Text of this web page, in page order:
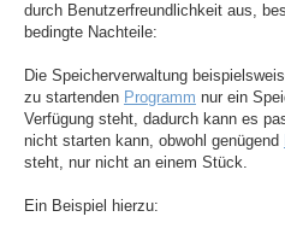
durch Benutzerfreundlichkeit aus,
bedingte Nachteile:
Die Speicherverwaltung
zu startenden Programm nur ein
Verfügung steht, dadurch kann es
nicht starten kann, obwohl genügend
steht, nur nicht an einem Stück.
Ein Beispiel hierzu: